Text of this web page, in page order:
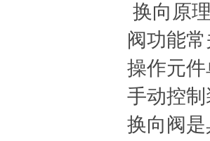
换向原
阀功能
操作元
手动控
换向阀